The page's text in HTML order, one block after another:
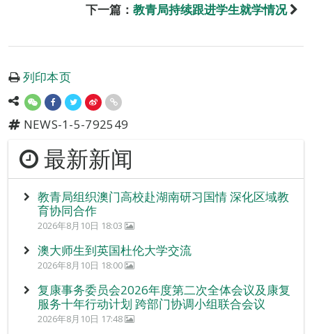
下一篇： 教青局持续跟进学生就学情况
列印本页
NEWS-1-5-792549
最新新闻
教青局组织澳门高校赴湖南研习国情 深化区域教
育协同合作
2026年8月10日 18:03
澳大师生到英国杜伦大学交流
2026年8月10日 18:00
复康事务委员会2026年度第二次全体会议及康复
服务十年行动计划 跨部门协调小组联合会议
2026年8月10日 17:48